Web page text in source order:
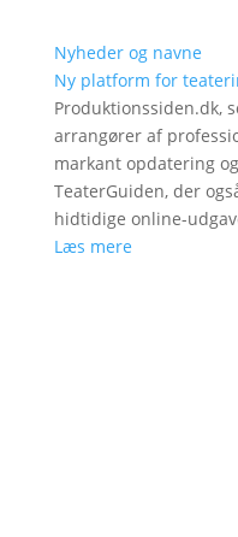
Nyheder og navne
Ny platform for
Produktionssiden.dk,
arrangører af
markant opdatering
TeaterGuiden, der
hidtidige online-
Læs mere